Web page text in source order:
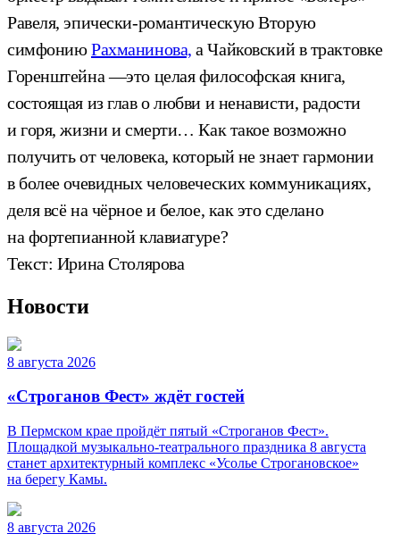
Равеля, эпически-романтическую Вторую
симфониюРахманинова, а Чайковский в трактовке
Горенштейна —это целая философская книга,
состоящая из глав о любви и ненависти, радости
и горя, жизни и смерти… Как такое возможно
получить от человека, который не знает гармонии
в более очевидных человеческих коммуникациях,
деля всё на чёрное и белое, как это сделано
на фортепианной клавиатуре?
Текст: Ирина Столярова
Новости
8 августа 2026
«Строганов Фест» ждёт гостей
В Пермском крае пройдёт пятый «Строганов Фест».
Площадкой музыкально-театрального праздника 8 августа
станет архитектурный комплекс «Усолье Строгановское»
на берегу Камы.
8 августа 2026